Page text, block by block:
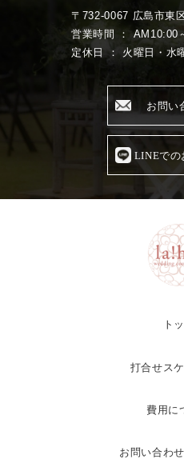
〒732-0067 広島市東
営業時間 ： AM10:00
定休日 ： 火曜日・水
お問い
LINEでの
ト
打合せス
費用に
お問い合わ